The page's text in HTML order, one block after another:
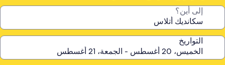
3.0
إلى أين؟
التواريخ